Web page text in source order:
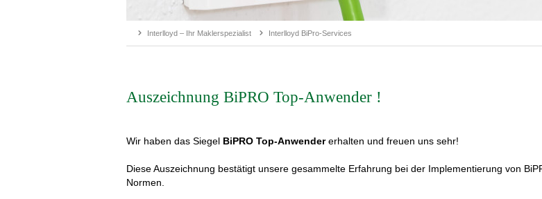
Interlloyd – Ihr Maklerspezialist Interlloyd BiPro-Services
Auszeichnung BiPRO Top-Anwender !
Wir haben das Siegel BiPRO Top-Anwendererhalten und freuen uns sehr!
Diese Auszeichnung bestätigt unsere gesammelte Erfahrung bei der Implementierung von
Normen.